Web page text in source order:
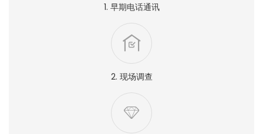
1. 早期电话通讯
2. 现场调查